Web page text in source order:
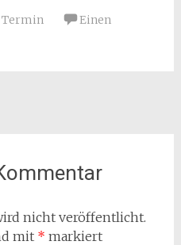
Termin
Einen
nicht veröffentlicht.
mit * markiert